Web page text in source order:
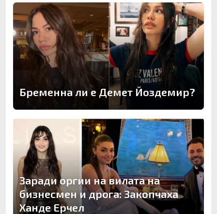
Бременна ли е Демет Йоздемир?
Заради оргии на вилата на
бизнесмен и дрога: Закопчаха
Ханде Ерчел